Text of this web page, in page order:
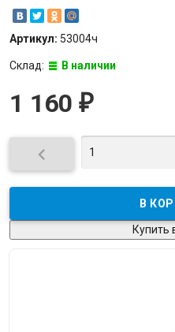
Артикул: 53004ч
Склад: В наличии
1 160 ₽

Купить